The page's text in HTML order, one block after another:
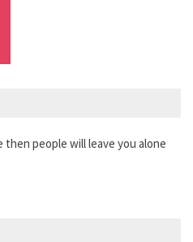
then people will leave you alone